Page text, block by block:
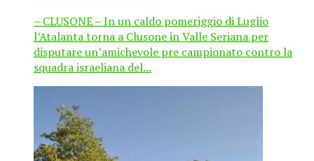
– CLUSONE – In un caldo pomeriggio di Luglio
l’Atalanta torna a Clusone in Valle Seriana per
disputare un’amichevole pre campionato contro la
squadra israeliana del...